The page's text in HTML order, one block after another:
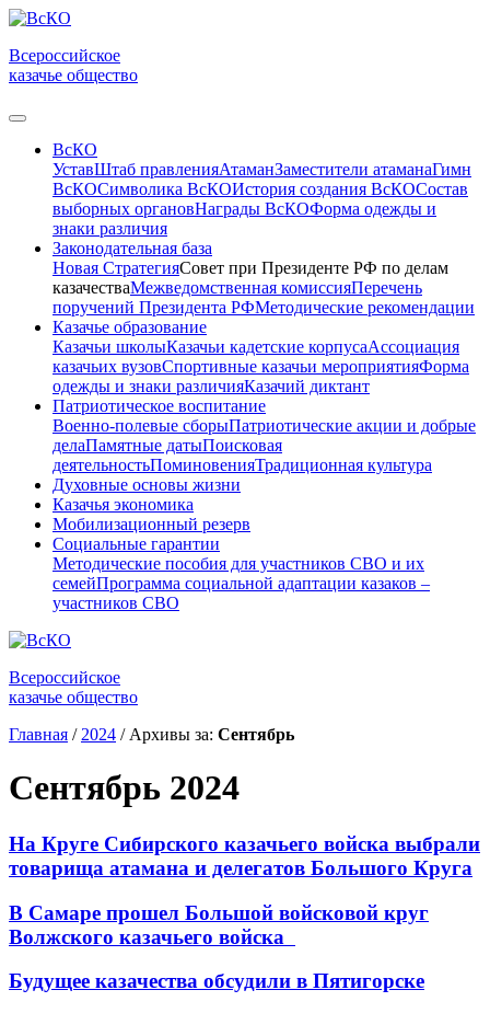
Всероссийское
казачье общество
ВсКО
УставШтаб правленияАтаманЗаместители атаманаГимн
ВсКОСимволика ВсКОИстория создания ВсКОСостав
выборных органовНаграды ВсКОФорма одежды и
знаки различия
Законодательная база
Новая СтратегияСовет при Президенте РФ по делам
казачестваМежведомственная комиссияПеречень
поручений Президента РФМетодические рекомендации
Казачье образование
Казачьи школыКазачьи кадетские корпусаАссоциация
казачьих вузовСпортивные казачьи мероприятияФорма
одежды и знаки различияКазачий диктант
Патриотическое воспитание
Военно-полевые сборыПатриотические акции и добрые
делаПамятные датыПоисковая
деятельностьПоминовенияТрадиционная культура
Духовные основы жизни
Казачья экономика
Мобилизационный резерв
Социальные гарантии
Методические пособия для участников СВО и их
семейПрограмма социальной адаптации казаков –
участников СВО
Всероссийское
казачье общество
Главная / 2024 /Архивы за: Сентябрь
Сентябрь 2024
На Круге Сибирского казачьего войска выбрали
товарища атамана и делегатов Большого Круга
В Самаре прошел Большой войсковой круг
Волжского казачьего войска
Будущее казачества обсудили в Пятигорске